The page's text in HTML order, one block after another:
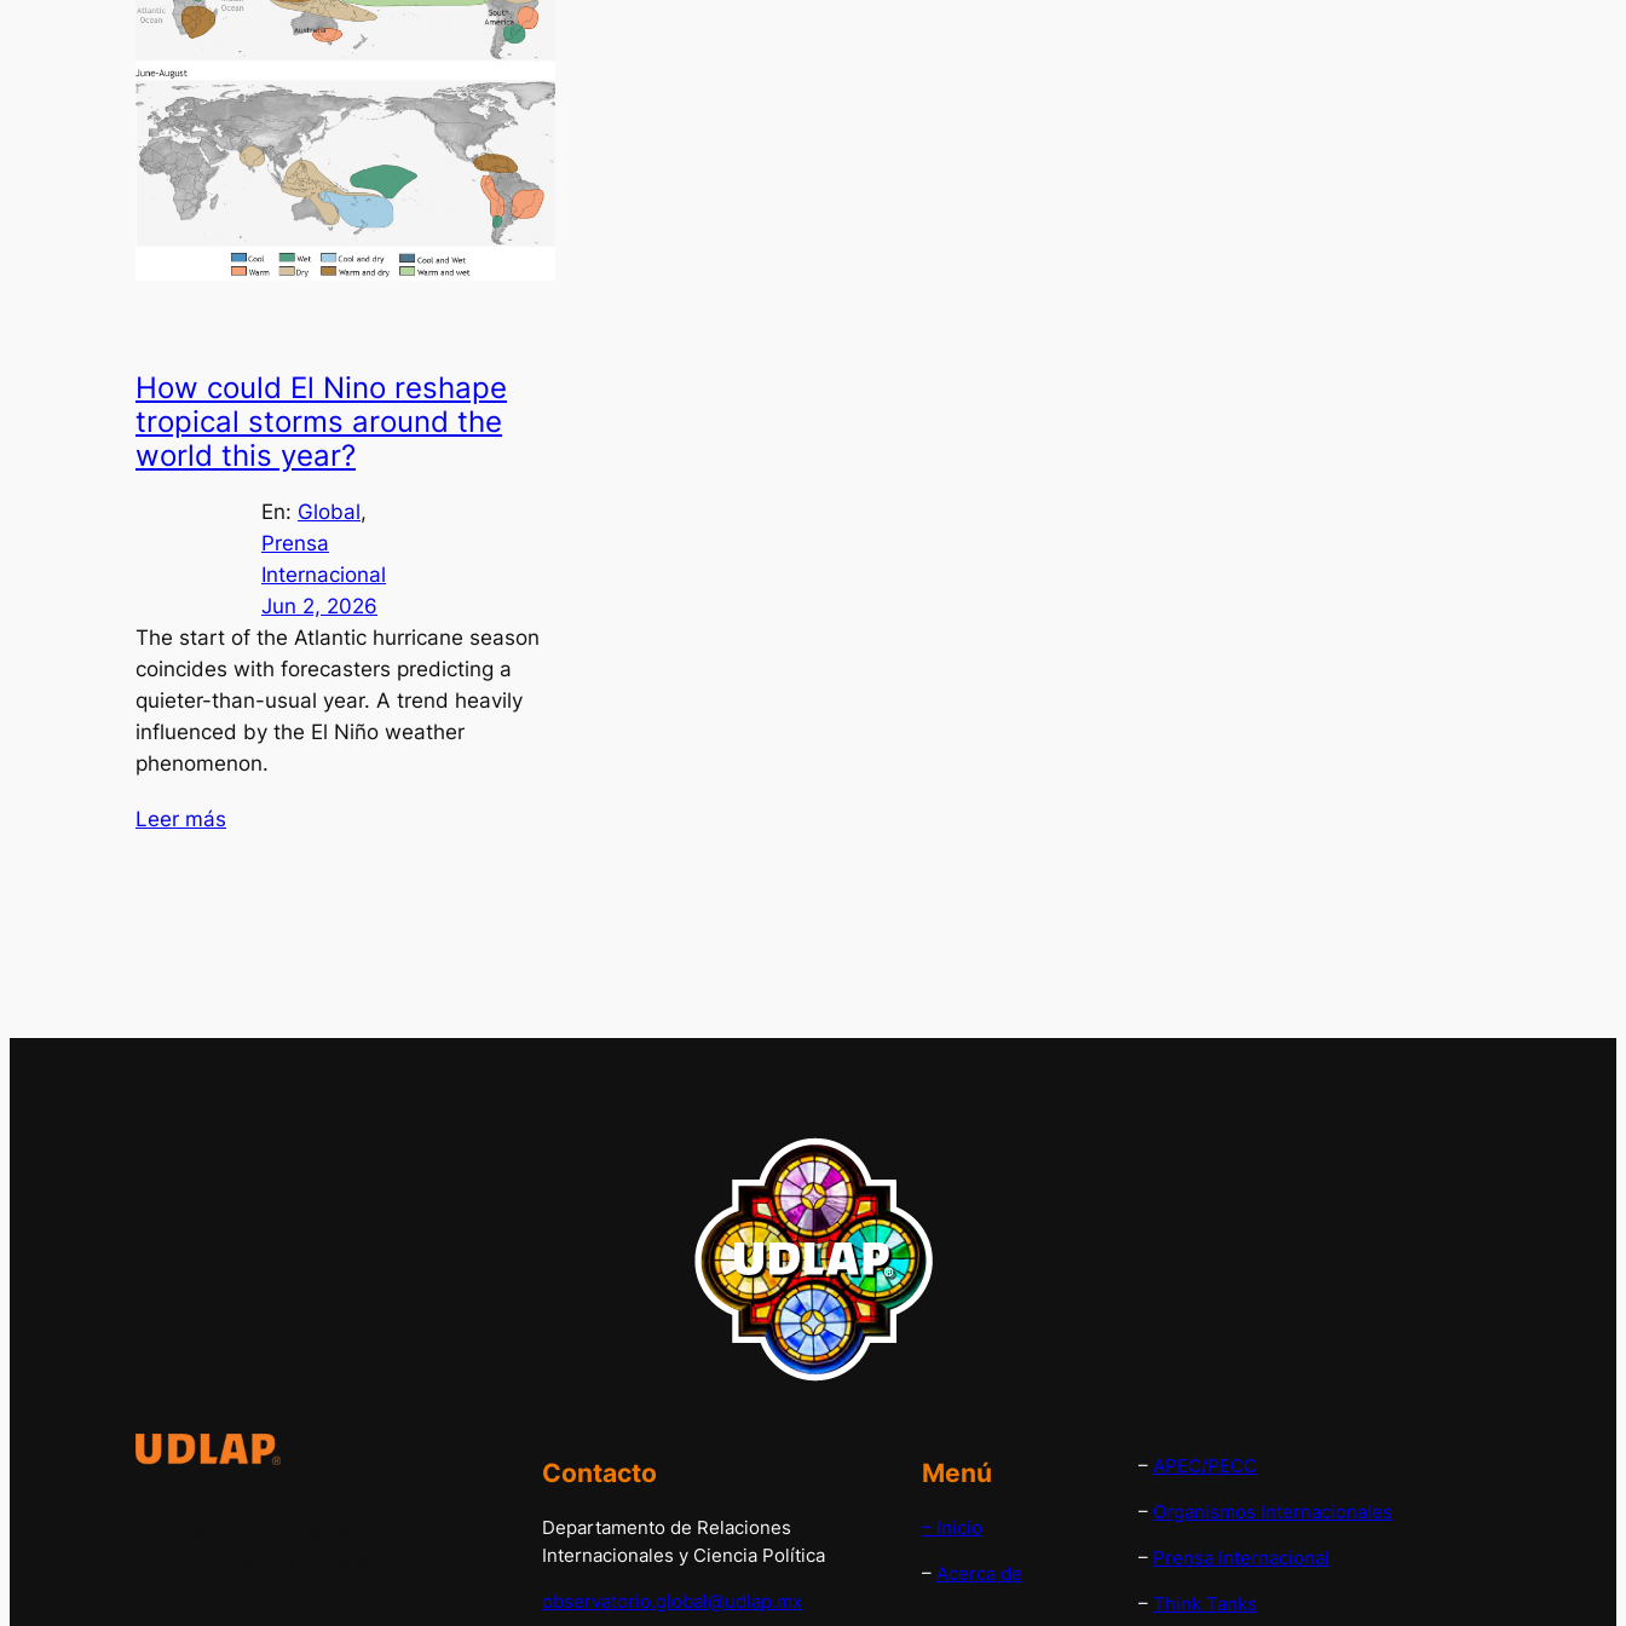
How could El Nino reshape
tropical storms around the
world this year?
En: Global
Prensa
Internacional
Jun 2, 2026
The start of the Atlantic hurricane season
coincides with forecasters predicting a
quieter-than-usual year. A trend heavily
influenced by the El Niño weather
phenomenon.
Leer más
Contacto
Departamento de Relaciones
Internacionales y Ciencia Política
observatorio.global@udlap.mx
Menú
– Inicio
– Acerca de
– APEC/PECC
– Organismos Internacionales
– Prensa Internacional
– Think Tanks